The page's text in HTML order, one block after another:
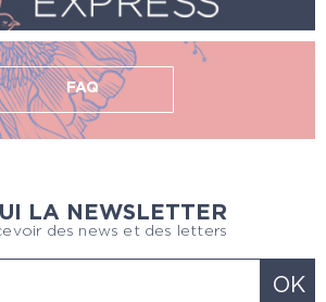
FAQ
LA NEWSLETTER
des news et des letters